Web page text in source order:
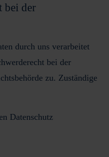
bei der
durch uns verarbeitet
bei der
zu. Zuständige
Datenschutz